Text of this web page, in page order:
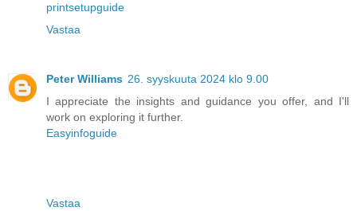
printsetupguide
Vastaa
Peter Williams 26. syyskuuta 2024 klo 9.00
I appreciate the insights and guidance you offer, and I'll
work on exploring it further.
Easyinfoguide
Vastaa